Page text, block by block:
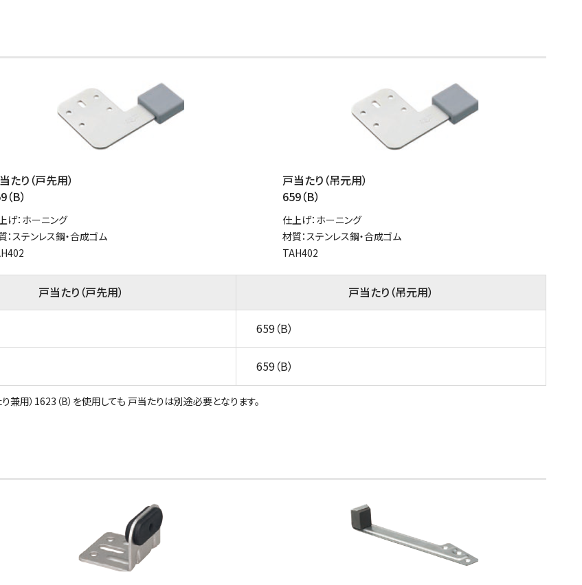
たり（戸先用）
B）
げ：ホーニング
：ステンレス鋼・合成ゴム
戸当たり（吊元用）
659（B）
仕上げ：ホーニング
材質：ステンレス鋼・合成ゴム
TAH402
戸当たり（戸先用） 戸当たり（吊元用）
659（B）
659（B）
兼用）1623（B）を使用しても 戸当たりは別途必要となります。